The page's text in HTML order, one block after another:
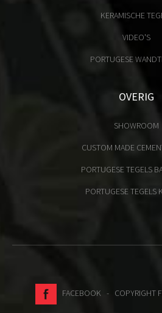
KERAMISCHE
VIDEO'S
PORTUGESE
OVERIG
SHOWROOM
CUSTOM MADE
PORTUGESE TEGELS
PORTUGESE TEGELS
FACEBOOK- COPYRIGHT